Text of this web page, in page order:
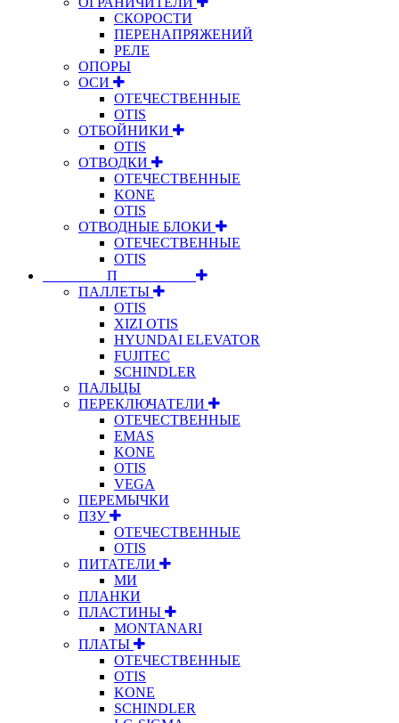
СКОРОСТИ
ПЕРЕНАПРЯЖЕНИЙ
РЕЛЕ
ОПОРЫ
ОСИ
ОТЕЧЕСТВЕННЫЕ
OTIS
ОТБОЙНИКИ
OTIS
ОТВОДКИ
ОТЕЧЕСТВЕННЫЕ
KONE
OTIS
ОТВОДНЫЕ БЛОКИ
ОТЕЧЕСТВЕННЫЕ
OTIS
⠀⠀⠀⠀⠀⠀П⠀⠀⠀⠀⠀⠀⠀
ПАЛЛЕТЫ
OTIS
XIZI OTIS
HYUNDAI ELEVATOR
FUJITEC
SCHINDLER
ПАЛЬЦЫ
ПЕРЕКЛЮЧАТЕЛИ
ОТЕЧЕСТВЕННЫЕ
EMAS
KONE
OTIS
VEGA
ПЕРЕМЫЧКИ
ПЗУ
ОТЕЧЕСТВЕННЫЕ
OTIS
ПИТАТЕЛИ
МИ
ПЛАНКИ
ПЛАСТИНЫ
MONTANARI
ПЛАТЫ
ОТЕЧЕСТВЕННЫЕ
OTIS
KONE
SCHINDLER